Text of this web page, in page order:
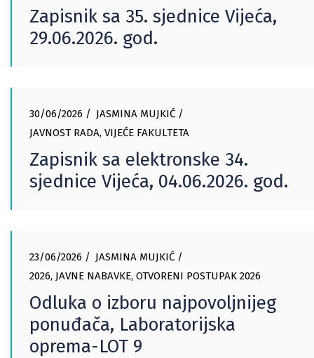
Zapisnik sa 35. sjednice Vijeća,
29.06.2026. god.
30/06/2026
JASMINA MUJKIĆ
JAVNOST RADA, VIJEĆE FAKULTETA
Zapisnik sa elektronske 34.
sjednice Vijeća, 04.06.2026. god.
23/06/2026
JASMINA MUJKIĆ
2026, JAVNE NABAVKE, OTVORENI POSTUPAK 2026
Odluka o izboru najpovoljnijeg
ponuđača, Laboratorijska
oprema-LOT 9